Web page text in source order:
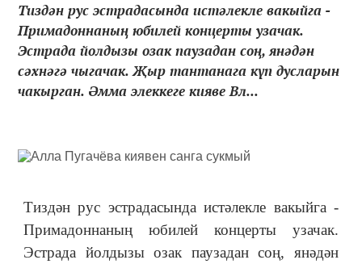
Тиздән рус эстрадасында истәлекле вакыйга -
Примадоннаның юбилей концерты узачак.
Эстрада йолдызы озак паузадан соң, янәдән
сәхнәгә чыгачак. Җыр тантанага күп дусларын
чакырган. Әмма элеккеге кияве Вл...
Тиздән рус эстрадасында истәлекле вакыйга -
Примадоннаның юбилей концерты узачак.
Эстрада йолдызы озак паузадан соң, янәдән